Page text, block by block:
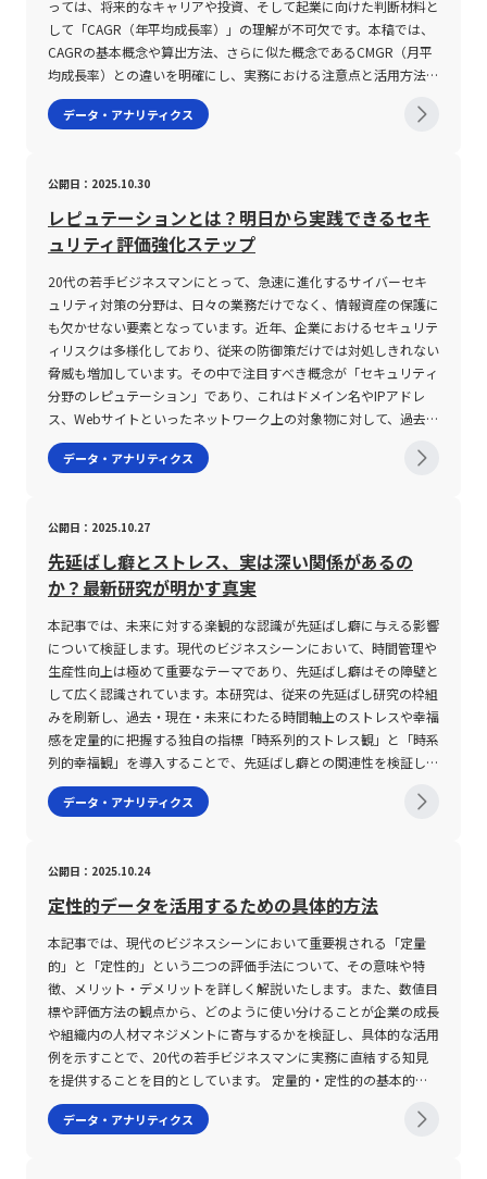
に高い局面では、自動売買ツールやストップロスなどのリスク管理
対策を適切に用いることが重要である。 これらの注意点を理解し
た上で、ボラティリティを上手に活用するための投資戦略を構築す
ることが、健全な資産運用につながる。 また、テクノロジーの進
展に伴い、2025年現在ではAIや機械学習を活用したボラティリテ
ィ予測ツールが登場しており、リアルタイムでの相場分析が一層高
の精度向上が期待できる。 しかしながら、こうしたツールに依存
しすぎることなく、投資家自身の市場観察や経験に基づく分析も重
要視されるべきである。 市場の変化に応じた柔軟な対応力と、理
論と実践を両立させたトレード手法の確立が、今後の投資成功の鍵
となるだろう。 まとめ 本記事では、「ボラティリティ」という金
融用語の意味やその種類、そして取引における活用法と注意点につ
いて、具体的かつ詳細に解説してきた。 ボラティリティは、金融
市場における価格の変動率を示す指標であり、投資家が市場リスク
を評価し取引戦略を立案する際の重要な要素となる。 インプライ
ドボラティリティ、ヒストリカルボラティリティ、リアライズドボ
ラティリティといった複数の視点から市場の動向を分析する手法
は、特にFX市場において有効である。 また、出来高や市場の流動
性、さらには時間帯や季節といった外部要因がボラティリティに与
急激な変動により予期せぬ損失を招くリスクも伴う。 そのため、
取引を行う際には各種テクニカル指標の活用や慎重な資金管理、さ
らにAIなどの最新技術を取り入れた相場分析が求められる。 特
に、若手ビジネスマンにとっては、リスクテイクの姿勢と同時に、
情報の正確な理解と柔軟な対応が今後のキャリアや資産運用におい
ても大いに役立つ知識となるだろう。 最後に、金融市場は常に変
動しており、ボラティリティの変化は新たな投資機会を提供する一
方で大きな落とし穴も存在する。 市場動向を定期的にモニター
し、最新の分析手法やツールを取り入れることで、投資リスクの低
減と利益の最大化を目指すことができる。 未来の市場環境におい
て、的確なリスク管理と柔軟な戦略の構築が、投資家としての成長
化に迅速に適応する必要があるため、契約前にベンダーのサポート
実績や技術的背景を十分に確認し、トラブル発生時にも的確に対応
できる体制が整っているかどうかを評価することが求められます。
また、既存のシステムとの連携も見逃せません。企業によっては、
既存の勤怠管理システムや給与計算システムとのデータ交換が必要
となるため、相互の連携性が確保されているかどうか、一度運用事
も、利用する社員にとって操作性が低いと情報の入力漏れや誤操作
を招く恐れがあるため、トライアル運用やデモンストレーションな
どを通じて、現場視点での評価を十分に行うことが重要です。 ま
とめ 本記事では、20代の若手ビジネスマンを対象に、最新のビジ
ネス環境において重要性を増している「人事システム」について詳
述しました。システム化された人事管理は、従来の紙媒体やExcel
による管理方法と比べ、情報の更新や一元管理、そしてタレントマ
ネジメントを通じた組織改善に大きく寄与します。また、人事シス
テムの機能は採用管理、人事評価、勤怠・給与管理、労務管理等に
またがり、各企業の多様なニーズに対応できる柔軟性を有していま
す。一方で、システム導入においては、自社の業務プロセスに合致
した機能性、提供形態、サポート体制、操作性、既存システムとの
連携など複数の要件を精査し、総合的に判断する必要があります。
す。企業は、迅速な情報更新と正確なデータ管理を基盤とする新た
な人事システムの導入を通じて、業務効率の向上だけでなく、長期
的な組織強化を実現するチャンスを手にしています。今後、労働環
境や働き方のさらなる変革が予想される中で、デジタルツールとし
ての人事システムは、現代のビジネスパーソンにとって必須の戦略
ツールとなるでしょう。したがって、導入の際には各種注意点を十
分に考慮し、企業の現状と将来展望に応じた最適な選択が求められ
ます。これにより、社員が安心して能力を発揮できる環境を整備
し、企業全体の競争力を一層高めることが可能となるのです。
的な根拠に基づいた意思決定をサポートすることが大きなメリット
となります。 デシジョンツリーの作成プロセスと具体的手順 デシ
ジョンツリーの作成プロセスは、基本的に4つの段階に分かれま
す。まず第一に、検討すべきテーマと最終的なゴールを明確化する
ことが必須です。この段階では、業務効率化やコスト削減、リスク
管理といった目的に対して、どのような評価基準を用いるかを事前
用コスト、期待される利益の増加やコスト削減効果など複数の数値
を検討材料とします。 第二に、実際にツリーの骨組みとなるレイ
アウト作成に着手します。まず意思決定ノードとして正方形を配置
し、その中に今回のテーマを明記します。その後、各意思決定に対
する選択肢を整理し、確率ノードやイベントノードとして各分岐に
置き換えていきます。各選択肢について、さらに詳細な評価項目と
して、期待値や発生確率、各プロセスにおけるリスク項目などの数
値を添えることで、全体の評価精度が向上します。 第三に、洗い
出された選択肢をもとに、段階的な分岐を展開します。業務の具体
的なプロセスや、導入後に想定される各種シナリオ、リスクとベネ
フィットを評価するために、各分岐先において数値化された評価を
行います。この段階での数値評価は、実際のビジネス現場における
実績データや市場調査、フィードバックを反映することが求めら
て再構築・修正を行うことが不可欠です。 第四に、最終的な結論
や結果が明確になった段階で、ツリーの終点を示す終点ノードを配
置し、全体のプロセスをクローズします。ここでは、最終的な評価
額や効率性、リスク回避策などを詳細に記述し、導出された結論が
どのような根拠に基づいたものであるかを明確化させます。たとえ
ば、複数の自動化ツールの比較検討において、期待値や効果、投資
対効果の結果から最適なツールを選定するプロセスを具体例とする
ことで、デシジョンツリーの有用性が実証されます。 このよう
に、デシジョンツリーの作成は、単一の意思決定ではなく、複数の
選択肢を段階的に分析・評価することで複雑な課題に対して最適な
解決策を導出するためのフレームワークであると言えます。 デシ
ジョンツリーの注意点と留意事項 デシジョンツリーをビジネスで
活用する際には、いくつかの注意点が存在します。まず第一に、全
セスが複雑化するリスクが伴います。そのため、初期段階において
は大きな枠組みとして主要な要素を設定し、必要に応じて分岐ごと
に詳細な評価を行うという段階的アプローチが推奨されます。 次
に、デシジョンツリーはあくまで定量的な評価を補助するツールで
あり、すべてのビジネス課題に対して万能ではありません。特に、
数値化が難しい感性的な評価項目や、市場の急激な変動に伴う不確
実性を完全に反映することは困難であるため、定性的な判断とのバ
ランスを意識することが重要です。また、評価基準の設定にあたっ
ては、現場の実情や過去の実績、最新の市場動向を十分に反映させ
ることで、より信頼性の高い意思決定が可能となります。 さら
に、関係者間での認識共有が不十分な場合、デシジョンツリー自体
が一部の担当者の主観に偏ったものとなる可能性もあります。この
のデータでは、各国の寿命値を階級ごとに区切り、どの階級に属す
る国が多いのか、また各階級の相対的な割合がどの程度であるかを
把握することが可能です。この考え方は、ビジネスにおける市場分
析や顧客属性の把握、商品需要の予測など、さまざまな分野で応用
することができ、データドリブンなアプローチを推進する上で重要
な役割を果たします。 度数分布の作成においては、「階級」「階
とであり、その区間内に含まれるデータ数を「度数」としてカウン
トします。また、各階級の「階級値」とは、その階級における代表
値を意味し、一般的には階級の上下限の平均値が採用されます。例
えば、あるデータが「70歳以上75歳未満」といった階級に分類さ
れる場合、その階級値は (70＋75)÷2=72.5 となります。これによ
り、度数分布表から全体の平均値を求める計算式（平均値＝Σ(階級
値×度数)／度数の合計）を用いて、具体的な統計指標を算出する
ことが可能となります。 さらに、度数分布表はグラフとして視覚
化することにより、ヒストグラムと呼ばれる形式で表現されること
も一般的です。ヒストグラムは、各階級ごとの度数を棒グラフで示
すため、データの偏りや集中傾向を直感的に把握できる利点があり
ます。この手法は、マーケティングリサーチや顧客満足度調査、さ
らには製品の品質管理に至るまで、幅広いビジネスシーンで活用さ
を階級ごとに区分する際の「階級幅」の設定が分析結果に大きく影
響します。階級幅が狭すぎると、表が複雑になり、逆に広すぎると
データの細部が失われ、全体の傾向を正確に把握しにくくなる可能
性があります。適切な階級幅の設定は、データの特性や目的に応じ
たバランスが求められ、試行錯誤を重ねて最適な分類方法を見出す
必要があります。 第二の注意点は、度数分布表から算出される統
計指標、すなわち平均値、中央値、最頻値の意味や計算方法に対す
る理解です。例えば、平均値は各階級値に度数を掛けた総和をデー
タ数で割ることで求められますが、データの分布が偏っている場合
には、中央値や最頻値がより有効な代表値となります。中央値は、
データを昇順または降順に並べた際の中央の値を示し、最頻値は最
も頻出する階級値を表します。これらの指標は、データの分布形状
が偏っている場合や外れ値の影響を受けやすい場合に、平均値だけ
ッドシートといった表計算ソフトを使用するのが一般的です。これ
らのツールでは、Frequency関数やCOUNTIF、COUNTIFSといった
ができます。たとえば、特定の範囲内におけるデータ数を算出した
り、指定した条件に重複するデータをカウントすることにより、効
率的かつ正確な度数分布表の作成が可能となります。さらに、表計
算ソフトに備わるグラフ作成機能を利用すれば、ヒストグラムや棒
グラフなどを手軽に生成し、視覚的な分析資料として活用できる点
も大きな利点です。 ただし、これらのツールを用いた作業におい
ては、各関数や機能の仕様を正確に把握することが求められます。
たとえば、COUNTIFS関数は複数の条件を同時に満たすセルの数を
求めるため、1つの条件のみを対象とする場合と条件が複数ある場
っては、将来的なキャリアや投資、そして起業に向けた判断材料と
して「CAGR（年平均成長率）」の理解が不可欠です。本稿では、
CAGRの基本概念や算出方法、さらに似た概念であるCMGR（月平
均成長率）との違いを明確にし、実務における注意点と活用方法に
ついて、専門的な視点から詳述するとともに、事例を交えながらそ
の意味合いと限界についても解説します。 CAGRとは CAGRとは、
初期値と最終値をもとに、年ごとの平均成長率を複利で算出したも
のです。具体的には、年間毎に記録される売上高や利益、資産など
が、どの程度のペースで増加したかを定量的に表現するために用い
られます。例えば、ある企業の初年度売上が100億円、数年後の最
終年度売上が300億円となった場合、単純な平均ではなく、各年度
を通しての実質的な増加率を示すためにCAGRを利用します。な
お、CAGRは期間内の業績の波を平準化し、経済情勢や季節変動、
短期的な変動要因を排除して中長期の成長トレンドを把握するため
の有力なツールです。また、CAGRは従来の単年度の成長率と異な
り、複利効果を考慮しているため、成長の持続性をより正確に評価
できる点が特徴です。 CAGRの注意点 一方で、CAGRの利用にあた
ってはいくつかの重要な注意点があります。まず第一に、CAGRは
あくまで期間全体の平均値を算出するため、中間における一時的な
るため、短期の変動要因やリスク評価が十分に伝わらない可能性が
あります。また、CAGRは使用するデータの質と量に大きく依存す
るため、異常値や外れ値が含まれる場合、真の成長率を過大または
過小に評価してしまうリスクが存在します。さらに、対象とする期
間が極端に短い場合や、業界特性による成長パターンの違いを無視
すると、誤った結論に至る可能性があります。これらの理由から、
CAGRのみを用いた評価ではなく、同時に他のKPIや業界平均、マ
クロ経済指標などとの比較分析を行うことが求められます。特に
20代の若手ビジネスマンやスタートアップ関係者にとっては、初
期段階の成長評価においては月単位の成長率を示すCMGRとの併用
が望ましく、短期的な動向と中長期的なトレンドの双方を包括的に
理解することが重要です。また、Excelなどの表計算ソフトウェア
を用いた計算方法についても、数式やPOWER関数を活用した正確
ます。以上の観点から、CAGRの利用は非常に有用な一方で、その
算出結果が必ずしも事業の持続可能な成長を保証するものではない
点に注意が必要です。 まとめ 本稿では、急速に変化するビジネス
環境において、定量的な成長評価の指標として注目される
CAGR（年平均成長率）について、基本的な概念、計算式、及びそ
のメリットと限界について解説しました。特に、CAGRは複利効果
を踏まえた実質的な成長レベルを示す指標であり、数年に亘る長期
的な企業評価や投資判断の際に大変有用です。しかしながら、期間
内のボラティリティや中間の変動要因を捉えにくいという欠点も併
せ持つため、短期の成長分析が必要なシーンではCMGR（月平均成
長率）との併用が効果的です。また、実務においてはデータの正確
性や期間設定、さらには業界特性を十分に考慮することが、CAGR
データ・アナリティクス
公開日：2025.10.30
レピュテーションとは？明日から実践できるセキ
ュリティ評価強化ステップ
20代の若手ビジネスマンにとって、急速に進化するサイバーセキ
ュリティ対策の分野は、日々の業務だけでなく、情報資産の保護に
も欠かせない要素となっています。近年、企業におけるセキュリテ
ィリスクは多様化しており、従来の防御策だけでは対処しきれない
脅威も増加しています。その中で注目すべき概念が「セキュリティ
分野のレピュテーション」であり、これはドメイン名やIPアドレ
ス、Webサイトといったネットワーク上の対象物に対して、過去の
実績や行動履歴に基づき信頼性を評価する技術です。本記事では、
レピュテーションの仕組みやその種類、また具体的なメリットと併
におけるレピュテーションとは、本来「評判」や「風評」という意
味合いを持つ言葉を基に、IPアドレス、ドメイン、Webサイトなど
各種ネットワーク上の対象物の信頼性を数値化または評価する技術
を指します。具体的には、過去の活動履歴、トラフィックパター
ン、第三者からのフィードバック、さらには他のセキュリティベン
ダーによる評価など、複合的な情報をもとにして算出されます。こ
の評価は、スパムメールの送信、フィッシングサイトの運営、マル
ウェア感染のリスクなど、悪意ある行動の有無を判断するための重
要な指標となっており、結果としてセキュリティ対策の精度向上に
寄与しています。 レピュテーションの主要な対象には、主に以下
の3種類が存在します。まず、ドメインレピュテーションは特定の
ドメイン名に付随する評価であり、スパム配信や不正なサイト運営
履歴がある場合、信頼性が低いと判断されます。次に、IPレピュテ
さも伴います。最後に、WebレピュテーションはWebサイト全体
のコンテンツ安全性や利用者からの信頼をベースに評価を行い、不
正なスクリプトやセキュリティホールが存在する場合には低評価と
なります。 これらの評価は、企業のネットワーク環境やオンライ
ンサービスの信頼性向上に大きく貢献しており、たとえばメール配
信サービスやWebサイトのアクセス管理においては、レピュテー
ションスコアを参照することで危険なアクセスが自動的に弾かれる
仕組みが実現されています。評価基準としては、送信元のIPアドレ
スの過去の履歴、不審なメール内容や添付ファイルの有無、そして
ブラックリストへの掲載歴などが挙げられます。これにより、企業
は自社のセキュリティ体制をより効率的かつ高度に維持することが
可能となっています。 レピュテーションの仕組みと評価基準 レピ
データ・アナリティクス
公開日：2025.10.27
先延ばし癖とストレス、実は深い関係があるの
か？最新研究が明かす真実
本記事では、未来に対する楽観的な認識が先延ばし癖に与える影響
について検証します。現代のビジネスシーンにおいて、時間管理や
生産性向上は極めて重要なテーマであり、先延ばし癖はその障壁と
して広く認識されています。本研究は、従来の先延ばし研究の枠組
みを刷新し、過去・現在・未来にわたる時間軸上のストレスや幸福
感を定量的に把握する独自の指標「時系列的ストレス観」と「時系
列的幸福観」を導入することで、先延ばし癖との関連性を検証して
います。また、研究結果は、未来に対して「今よりもストレスが増
えることはない」という楽観的な認識を持つ人々において、深刻な
ばし癖の関係とは 本研究は、さまざまな時間軸における主観的な
ストレスと幸福感を9件法で測定し、それぞれの変動パターンを
ました。質問例として、「過去10年間でどれくらいストレスを感
じましたか？」、「今この瞬間どれくらい幸福感を感じています
か？」、「この先1年でどれくらいストレスを感じると思います
か？」といった問いが用いられ、参加者の過去から未来に至るまで
の感情の変化を詳細に把握しています。「時系列的ストレス観」に
は、未来に向かうにつれてストレスが低下または少なくとも現状を
上回らない「下降型」、未来に向かってストレスが増大する「上昇
型」、現在が最もストレスが低く、そこから過去および未来に向か
ってストレスが増加する「V字型」、および特定の過去の時点でス
データ・アナリティクス
公開日：2025.10.24
定性的データを活用するための具体的方法
本記事では、現代のビジネスシーンにおいて重要視される「定量
的」と「定性的」という二つの評価手法について、その意味や特
徴、メリット・デメリットを詳しく解説いたします。また、数値目
標や評価方法の観点から、どのように使い分けることが企業の成長
や組織内の人材マネジメントに寄与するかを検証し、具体的な活用
例を示すことで、20代の若手ビジネスマンに実務に直結する知見
を提供することを目的としています。 定量的・定性的の基本的概
念とは 「定量的」とは、物事の性質や成果を数値として表現する
手法を指します。英語表現で「Quantitatively」とされるこのアプ
データ・アナリティクス